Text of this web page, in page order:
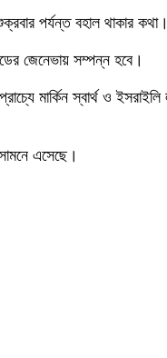
পর্যন্ত বহাল থাকার কথা।
জেনেভায় সম্পন্ন হবে।
মার্কিন স্বার্থ ও ইসরাইলি
এসেছে।